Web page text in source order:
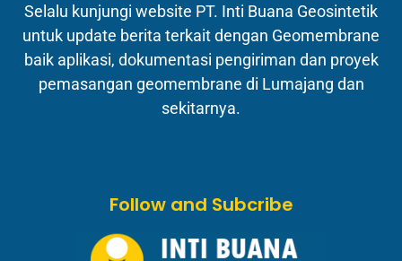
Selalu kunjungi website PT. Inti Buana Geosintetik
untuk update berita terkait dengan Geomembrane
baik aplikasi, dokumentasi pengiriman dan proyek
pemasangan geomembrane di Lumajang dan
sekitarnya.
Follow and Subcribe